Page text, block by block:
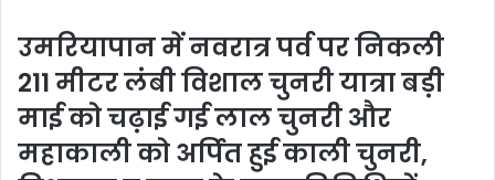
उमरियापान में नवरात्र पर्व पर निकली
211 मीटर लंबी विशाल चुनरी यात्रा बड़ी
माई को चढ़ाई गई लाल चुनरी और
महाकाली को अर्पित हुई काली चुनरी,